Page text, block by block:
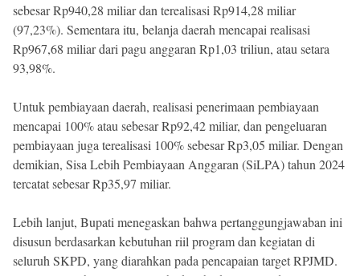
sebesar Rp940,28 miliar dan terealisasi Rp914,28 miliar
(97,23%). Sementara itu, belanja daerah mencapai realisasi
Rp967,68 miliar dari pagu anggaran Rp1,03 triliun, atau setara
93,98%.
Untuk pembiayaan daerah, realisasi penerimaan pembiayaan
mencapai 100% atau sebesar Rp92,42 miliar, dan pengeluaran
pembiayaan juga terealisasi 100% sebesar Rp3,05 miliar. Dengan
demikian, Sisa Lebih Pembiayaan Anggaran (SiLPA) tahun 2024
tercatat sebesar Rp35,97 miliar.
Lebih lanjut, Bupati menegaskan bahwa pertanggungjawaban ini
disusun berdasarkan kebutuhan riil program dan kegiatan di
seluruh SKPD, yang diarahkan pada pencapaian target RPJMD.